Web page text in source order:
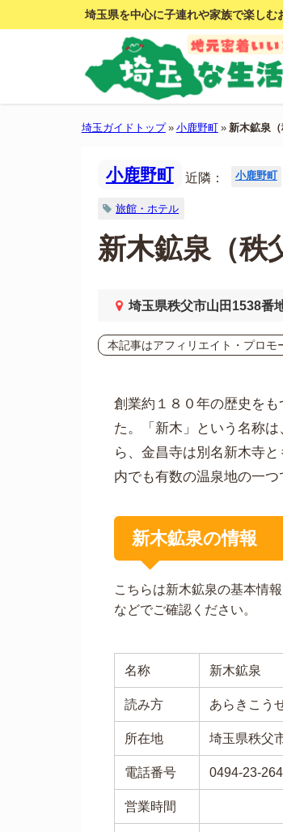
埼玉県を中心に子連れや家族で楽し
埼玉ガイドトップ» 小鹿野町» 新木鉱泉（
小鹿野町 近隣： 小鹿野町
旅館・ホテル
新木鉱泉（秩
埼玉県秩父市山田1538番
本記事はアフィリエイト・プロモ
創業約１８０年の歴史を
た。「新木」という名称
ら、金昌寺は別名新木寺
内でも有数の温泉地の一つ
新木鉱泉の情報
こちらは新木鉱泉の基本情
などでご確認ください。
名称 新木鉱泉
読み方 あらきこう
所在地 埼玉県秩父
電話番号 0494-23-
営業時間